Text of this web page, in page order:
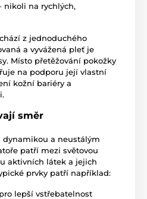
nikoli na rychlých,
z jednoduchého
a vyvážená pleť je
Místo přetěžování pokožky
na podporu její vlastní
kožní bariéry a
směr
dynamikou a neustálým
patří mezi světovou
aktivních látek a jejich
prvky patří například:
lepší vstřebatelnost